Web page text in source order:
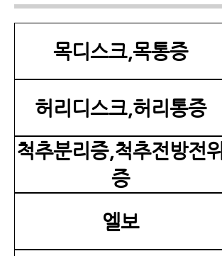
목디스크,목통증
허리디스크,허리통증
척추분리증,척추전방전위
증
엘보